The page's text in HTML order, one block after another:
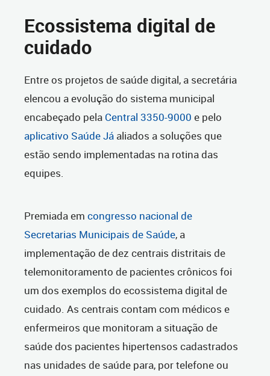
Ecossistema digital de
cuidado
Entre os projetos de saúde digital, a secretária
elencou a evolução do sistema municipal
encabeçado pela Central 3350-9000 e pelo
aplicativo Saúde Já aliados a soluções que
estão sendo implementadas na rotina das
equipes.
Premiada em congresso nacional de
Secretarias Municipais de Saúde, a
implementação de dez centrais distritais de
telemonitoramento de pacientes crônicos foi
um dos exemplos do ecossistema digital de
cuidado. As centrais contam com médicos e
enfermeiros que monitoram a situação de
saúde dos pacientes hipertensos cadastrados
nas unidades de saúde para, por telefone ou